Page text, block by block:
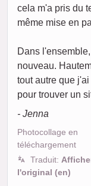
cela m'a pris du
même mise en
Dans
nouveau.
tout autre que
pour trouver un
- Jenna
Photocollage en
téléchargement
Traduit:
l'original (en)